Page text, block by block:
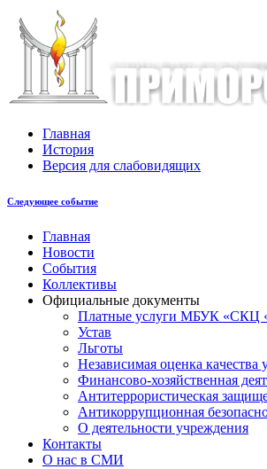
Главная
История
Версия для слабовидящих
Следующее событие
Главная
Новости
События
Коллективы
Официальные документы
Платные услуги МБУК «СКЦ
Устав
Льготы
Незaвисимая oценка кaчествa
Финансово-хозяйственная
Антитеррористическая
Антикоррупционная
О деятельности учреждения
Контакты
О нас в СМИ